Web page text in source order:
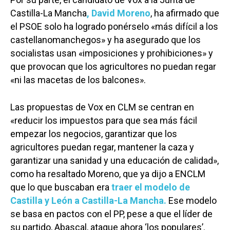
Castilla-La Mancha, David Moreno, ha afirmado que
el PSOE solo ha logrado ponérselo «más difícil a los
castellanomanchegos» y ha asegurado que los
socialistas usan «imposiciones y prohibiciones» y
que provocan que los agricultores no puedan regar
«ni las macetas de los balcones».
Las propuestas de Vox en CLM se centran en
«reducir los impuestos para que sea más fácil
empezar los negocios, garantizar que los
agricultores puedan regar, mantener la caza y
garantizar una sanidad y una educación de calidad»,
como ha resaltado Moreno, que ya dijo a ENCLM
que lo que buscaban era traer el modelo de
Castilla y León a Castilla-La Mancha. Ese modelo
se basa en pactos con el PP, pese a que el líder de
su partido, Abascal, ataque ahora ‘los populares’.